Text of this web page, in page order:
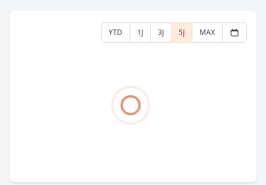
YTD 1J 3J 5J MAX